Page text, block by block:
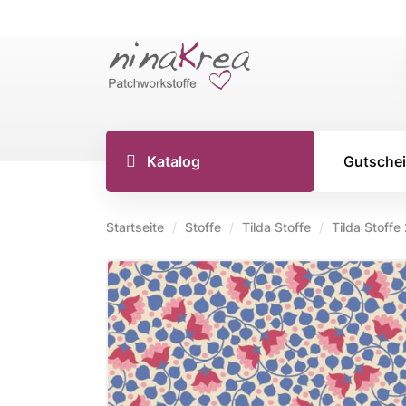
Katalog
Tilda
Tilda
Tilda
Tilda
Startseite Stoffe Tilda Stoffe Tilda Stoffe